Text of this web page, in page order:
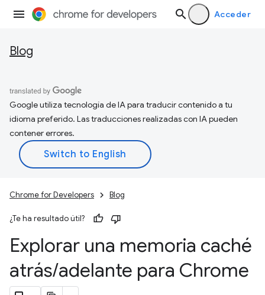
Acceder
Blog
Google utiliza tecnología de IA para traducir contenido a tu
idioma preferido. Las traducciones realizadas con IA pueden
contener errores.
Chrome for Developers Blog
¿Te ha resultado útil?
Explorar una memoria caché
atrás/adelante para Chrome